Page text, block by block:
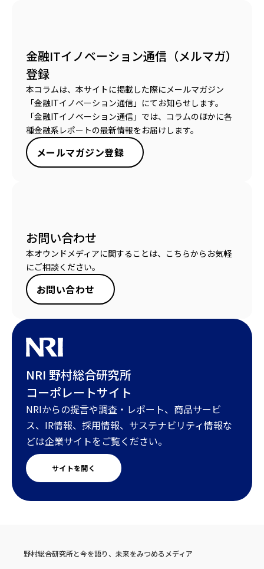
金融ITイノベーション通信（メルマガ）
登録
本コラムは、本サイトに掲載した際にメールマガジン
「金融ITイノベーション通信」にてお知らせします。
「金融ITイノベーション通信」では、コラムのほかに各
種金融系レポートの最新情報をお届けします。
メールマガジン登録
お問い合わせ
本オウンドメディアに関することは、こちらからお気軽
にご相談ください。
お問い合わせ
NRI 野村総合研究所
コーポレートサイト
NRIからの提言や調査・レポート、商品サービ
ス、IR情報、採用情報、サステナビリティ情報な
どは企業サイトをご覧ください。
サイトを開く
野村総合研究所と今を語り、未来をみつめるメディア